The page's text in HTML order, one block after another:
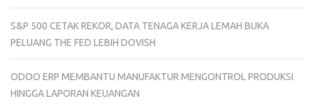
S&P 500 CETAK REKOR, DATA TENAGA KERJA LEMAH BUKA
PELUANG THE FED LEBIH DOVISH
ODOO ERP MEMBANTU MANUFAKTUR MENGONTROL PRODUKSI
HINGGA LAPORAN KEUANGAN